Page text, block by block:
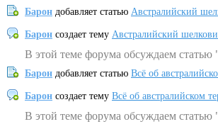
Барон добавляет статью Австралийский
Барон создает тему Австралийский
В этой теме форума обсуждаем
Барон добавляет статью Всё об
Барон создает тему Всё об австралийском
В этой теме форума обсуждаем статью